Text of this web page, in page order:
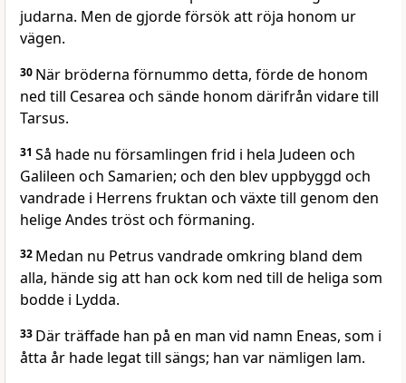
judarna. Men de gjorde försök att röja honom ur
vägen.
30 När bröderna förnummo detta, förde de honom
ned till Cesarea och sände honom därifrån vidare till
Tarsus.
31 Så hade nu församlingen frid i hela Judeen och
Galileen och Samarien; och den blev uppbyggd och
vandrade i Herrens fruktan och växte till genom den
helige Andes tröst och förmaning.
32 Medan nu Petrus vandrade omkring bland dem
alla, hände sig att han ock kom ned till de heliga som
bodde i Lydda.
33 Där träffade han på en man vid namn Eneas, som i
åtta år hade legat till sängs; han var nämligen lam.